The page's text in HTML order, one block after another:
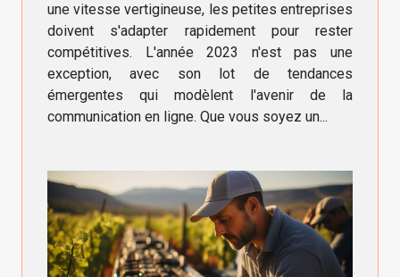
une vitesse vertigineuse, les petites entreprises
doivent s'adapter rapidement pour rester
compétitives. L'année 2023 n'est pas une
exception, avec son lot de tendances
émergentes qui modèlent l'avenir de la
communication en ligne. Que vous soyez un...